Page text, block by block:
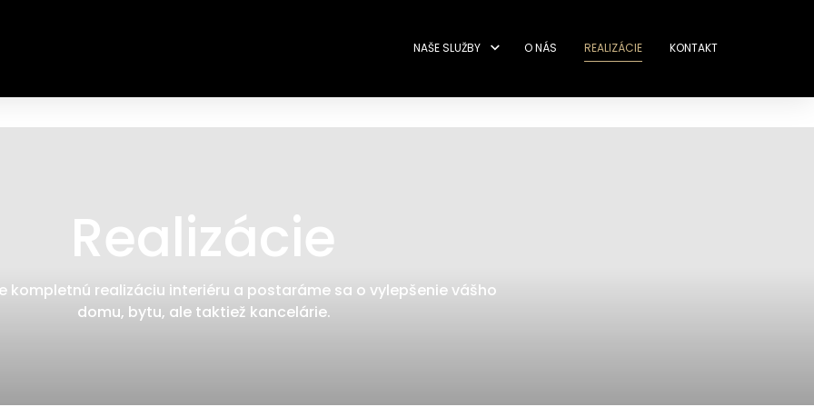
NAŠE SLUŽBY O NÁS REALIZÁCIE KONTAKT
Realizácie
kompletnú realizáciu interiéru a postaráme sa o vylepšenie vášho
domu, bytu, ale taktiež kancelárie.